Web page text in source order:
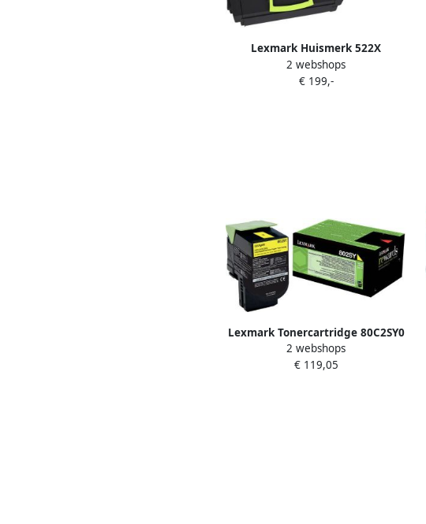
Lexmark Huismerk 522X
(52D2X00) Toner Zwart Hoge
Capaciteit
2 webshops
€ 199,-
Lexmark Tonercartridge 80C2SY0
prebate geel
2 webshops
€ 119,05